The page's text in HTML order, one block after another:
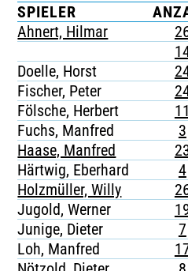
TICKETING
SPIELER
Ahnert, Hilmar
Doelle, Horst
Fischer, Peter
Fölsche, Herbert
11
Fuchs, Manfred
3
Haase, Manfred
Härtwig, Eberhard
4
Holzmüller, Willy
Jugold, Werner
Junige, Dieter
7
Loh, Manfred